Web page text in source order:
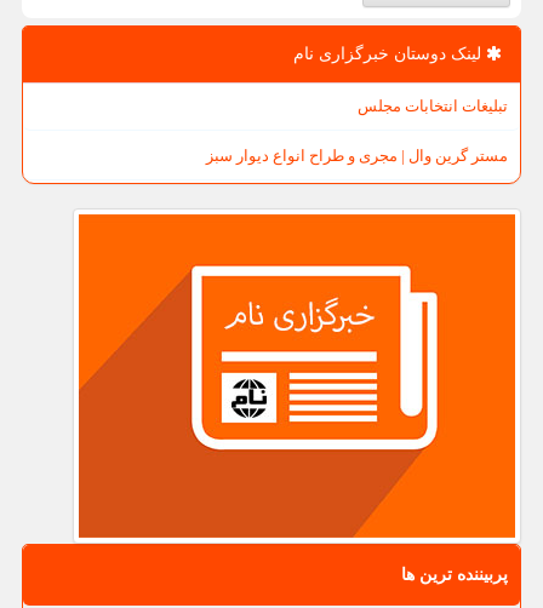
لینک دوستان خبرگزاری نام
تبلیغات انتخابات مجلس
مستر گرین وال | مجری و طراح انواع دیوار سبز
پربیننده ترین ها